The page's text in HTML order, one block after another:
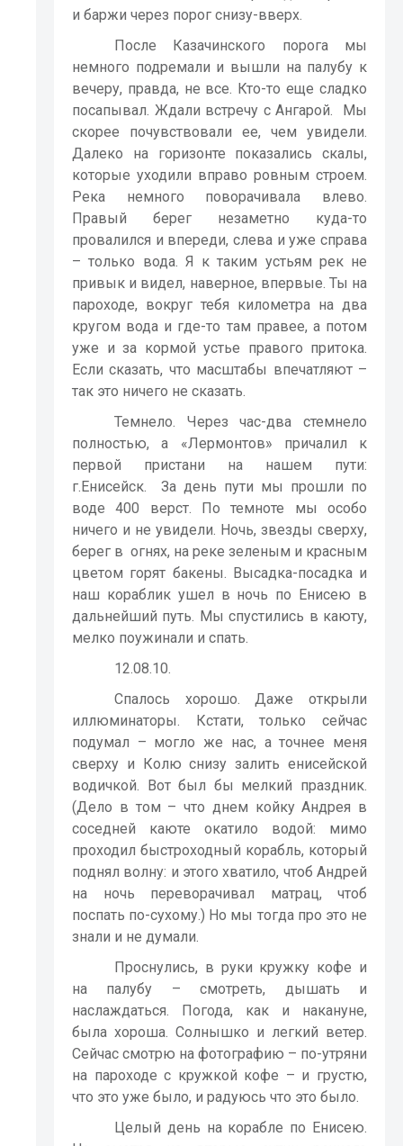
и баржи через порог снизу-вверх.
После Казачинского порога мы
немного подремали и вышли на палубу к
вечеру, правда, не все. Кто-то еще сладко
посапывал. Ждали встречу с Ангарой.
Мы
скорее почувствовали ее, чем увидели.
Далеко на горизонте показались скалы,
которые уходили вправо ровным строем.
Река немного поворачивала влево.
Правый берег незаметно куда-то
провалился и впереди, слева и уже справа
– только вода. Я к таким устьям рек не
привык и видел, наверное, впервые. Ты на
пароходе, вокруг тебя километра на два
кругом вода и где-то там правее, а потом
уже и за кормой устье правого притока.
Если сказать, что масштабы впечатляют –
так это ничего не сказать.
Темнело. Через час-два стемнело
полностью, а «Лермонтов» причалил к
первой пристани на нашем пути:
г.Енисейск.
За день пути мы прошли по
воде 400 верст. По темноте мы особо
ничего и не увидели. Ночь, звезды сверху,
берег в огнях, на реке зеленым и красным
цветом горят бакены. Высадка-посадка и
наш кораблик ушел в ночь по Енисею в
дальнейший путь. Мы спустились в каюту,
мелко поужинали и спать.
12.08.10.
Спалось хорошо. Даже открыли
иллюминаторы. Кстати, только сейчас
подумал – могло же нас, а точнее меня
сверху и Колю снизу залить енисейской
водичкой. Вот был бы мелкий праздник.
(Дело в том – что днем койку Андрея в
соседней каюте окатило водой: мимо
проходил быстроходный корабль, который
поднял волну: и этого хватило, чтоб Андрей
на ночь переворачивал матрац, чтоб
поспать по-сухому.) Но мы тогда про это не
знали и не думали.
Проснулись, в руки кружку кофе и
на палубу – смотреть, дышать и
наслаждаться. Погода, как и накануне,
была хороша. Солнышко и легкий ветер.
Сейчас смотрю на фотографию – по-утряни
на пароходе с кружкой кофе – и грустю,
что это уже было, и радуюсь что это было.
Целый день на корабле по Енисею.